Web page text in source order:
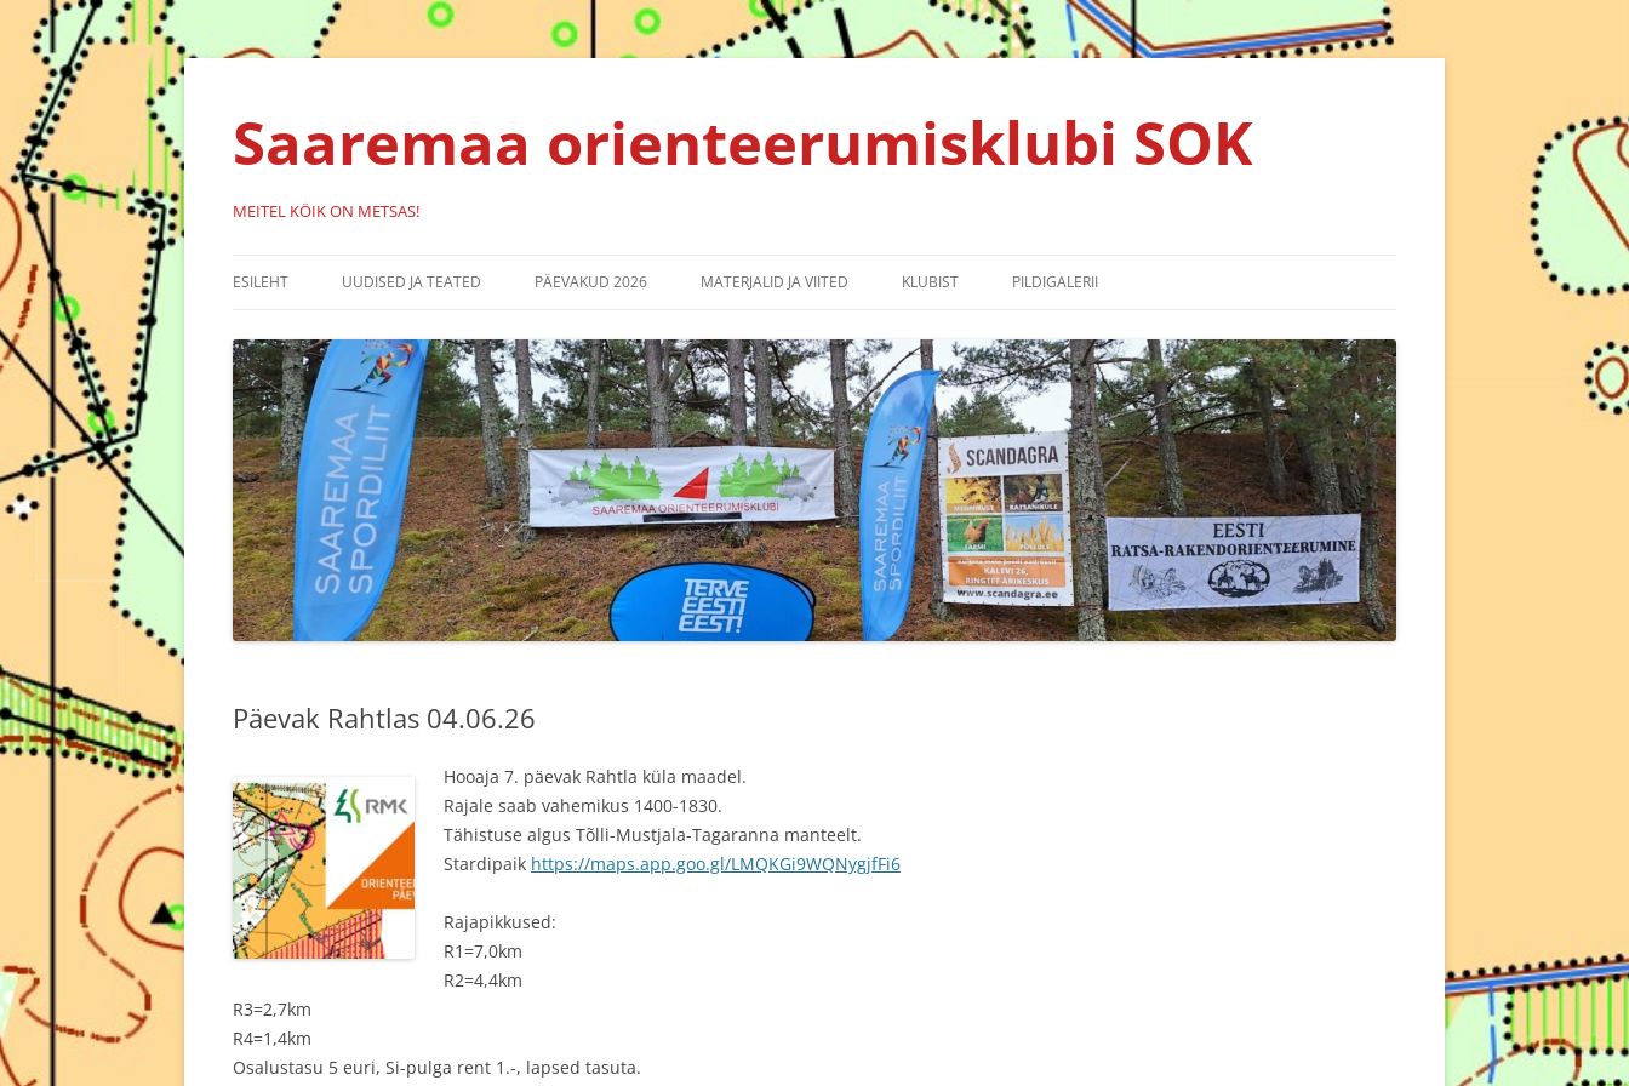
Liigu
Saaremaa orienteerumisklubi SOK
MEITEL KÖIK ON METSAS!
ESILEHT UUDISED JA TEATED
SÜNDMUSED
PÄEVAKUD 2026
TULEMUSED 2024
TULEMUSED 2023
TULEMUSED 2022
EMV2021
TULEMUSED 2021
TULEMUSED 2020
VÄLE PÄTT
TULEMUSED VÄLE PÄTT 2018
MATERJALID JA VIITED
KORRALDAJALE
SPRINDIRAJA LEPPEMÄRGID
KLUBIST
PRIVAATSUSPOLIITIKA
PILDIGALERII
Päevak Rahtlas 04.06.26
Hooaja 7. päevak Rahtla küla maadel.
Rajale saab vahemikus 1400-1830.
Tähistuse algus Tõlli-Mustjala-Tagaranna manteelt.
Stardipaik https://maps.app.goo.gl/LMQKGi9WQNygjfFi6
Rajapikkused:
R1=7,0km
R2=4,4km
R3=2,7km
R4=1,4km
Osalustasu 5 euri, Si-pulga rent 1.-, lapsed tasuta.